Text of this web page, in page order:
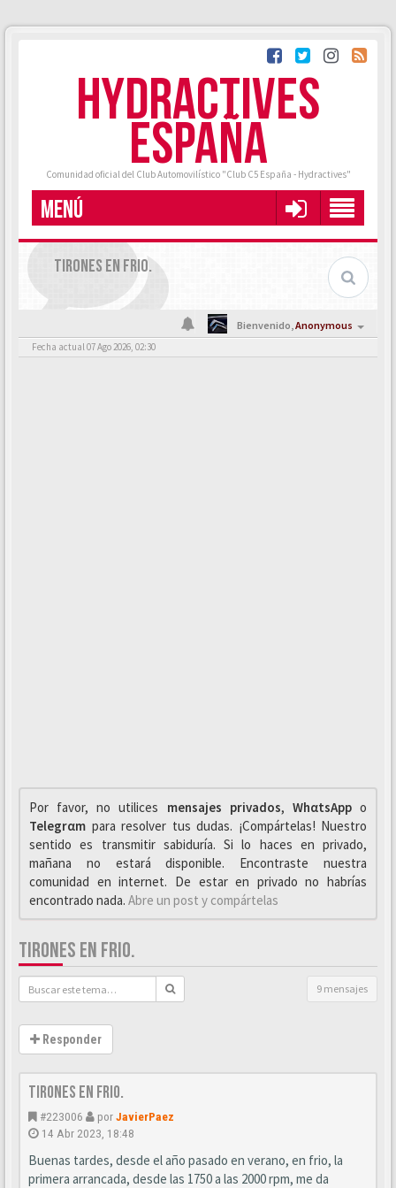
HYDRACTIVES
ESPAÑA
Comunidad oficial del Club Automovilístico "Club C5 España - Hydractives"
MENÚ
TIRONES EN FRIO.
Bienvenido,Anonymous
Fecha actual 07 Ago 2026, 02:30
Por favor, no utilices mensajes privados, WhαtsAppo
Telegrαm para resolver tus dudas. ¡Compártelas! Nuestro
sentido es transmitir sabiduría. Si lo haces en privado,
mañana no estará disponible. Encontraste nuestra
comunidad en internet. De estar en privado no habrías
encontrado nada. Abre un post y compártelas
TIRONES EN FRIO.
9 mensajes
Responder
Tirones en frio.
#223006 porJavierPaez
14 Abr 2023, 18:48
Buenas tardes, desde el año pasado en verano, en frio, la
primera arrancada, desde las 1750 a las 2000 rpm, me da